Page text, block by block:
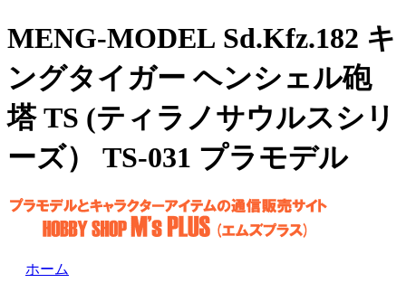
MENG-MODEL Sd.Kfz.182 キ
ングタイガー ヘンシェル砲
塔 TS (ティラノサウルスシリ
ーズ） TS-031 プラモデル
ホーム